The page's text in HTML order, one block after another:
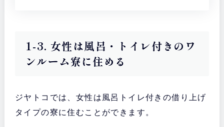
1-3. 女性は風呂・トイレ付きのワ
ンルーム寮に住める
ジヤトコでは、女性は風呂トイレ付きの借り上げ
タイプの寮に住むことができます。